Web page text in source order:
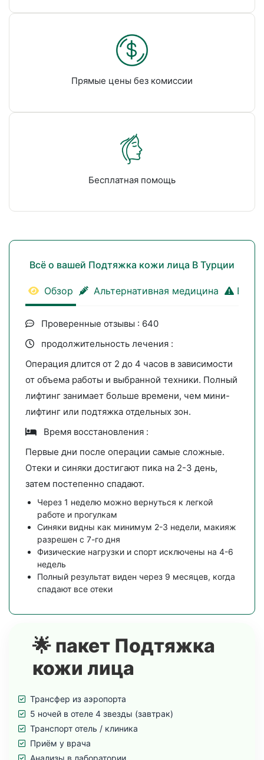
Прямые цены без комиссии
Бесплатная помощь
Всё о вашей Подтяжка кожи лица В Турции
Обзор Альтернативная медицина
Проверенные отзывы : 640
продолжительность лечения :
Операция длится от 2 до 4 часов в зависимости
от объема работы и выбранной техники. Полный
лифтинг занимает больше времени, чем мини-
лифтинг или подтяжка отдельных зон.
Время восстановления :
Первые дни после операции самые сложные.
Отеки и синяки достигают пика на 2-3 день,
затем постепенно спадают.
Через 1 неделю можно вернуться к легкой
работе и прогулкам
Синяки видны как минимум 2-3 недели, макияж
разрешен с 7-го дня
Физические нагрузки и спорт исключены на 4-6
недель
Полный результат виден через 9 месяцев, когда
спадают все отеки
🌟 пакет Подтяжка
кожи лица
Трансфер из аэропорта
5 ночей в отеле 4 звезды (завтрак)
Транспорт отель / клиника
Приём у врача
Анализы в лаборатории